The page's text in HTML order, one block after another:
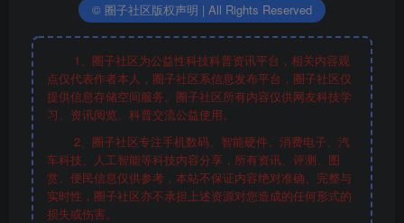
© 圈子社区版权声明 | All Rights Reserved
1、圈子社区为公益性科技科普资讯平台，相关内容观
点仅代表作者本人，圈子社区系信息发布平台，圈子社区仅
提供信息存储空间服务。圈子社区所有内容仅供网友科技学
习、资讯阅览、科普交流公益使用。
2、圈子社区专注手机数码、智能硬件、消费电子、汽
车科技、人工智能等科技内容分享，所有资讯、评测、图
赏、便民信息仅供参考，本站不保证内容绝对准确、完整与
实时性，圈子社区亦不承担上述资源对您造成的任何形式的
损失或伤害。